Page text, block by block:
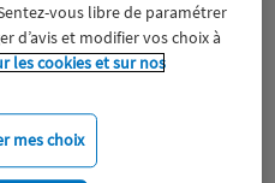
ESS
Macif Jeunesse
vous libre de paramétrer
d’avis et modifier vos choix à
les cookies et sur nos
mes choix